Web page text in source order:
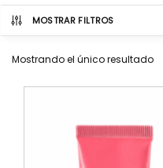
MOSTRAR FILTROS
Mostrando el único resultado